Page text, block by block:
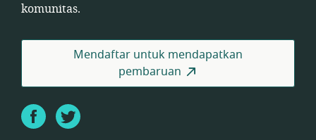
komunitas.
Mendaftar untuk mendapatkan
pembaruan
FacebookTwitter